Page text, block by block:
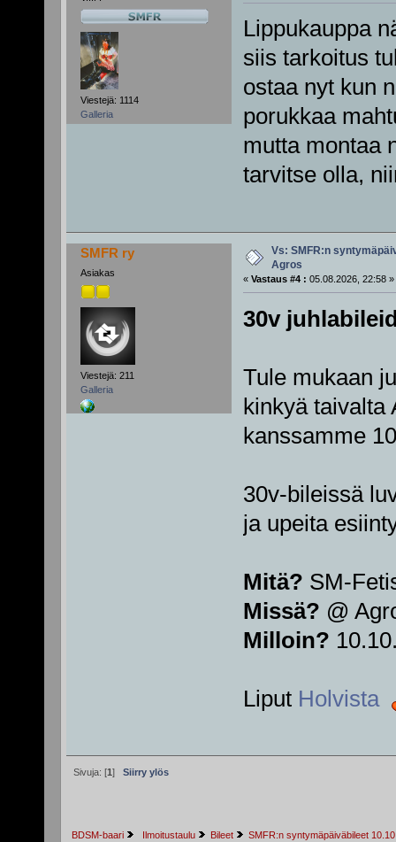
Viestejä: 1114
Galleria
Lippukauppa
siis tarkoitus
ostaa nyt kun
porukkaa
mutta montaa
tarvitse olla,
SMFR ry
Asiakas
Viestejä: 211
Galleria
Vs: SMFR:n
Agros
« Vastaus #4 : 05.08.2026, 22:58 »
30v
Tule mukaan
kinkyä taivalta
kanssamme
30v-bileissä
ja upeita
Mitä? SM-
Missä? @
Milloin?
Liput Holvista
Sivuja: [1] Siirry ylös
BDSM-baari Ilmoitustaulu Bileet SMFR:n syntymäpäiväbileet